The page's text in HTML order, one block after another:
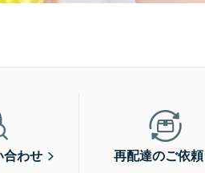
合わせ 再配達のご依頼